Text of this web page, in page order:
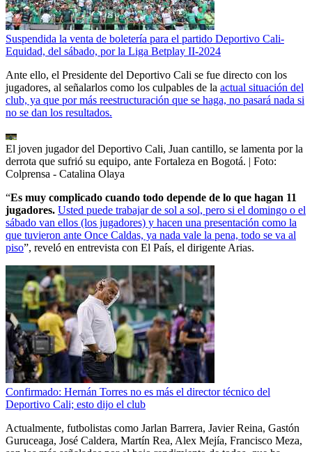
Suspendida la venta de boletería para el partido Deportivo Cali-
Equidad, del sábado, por la Liga Betplay II-2024
Ante ello, el Presidente del Deportivo Cali se fue directo con los
jugadores, al señalarlos como los culpables de la actual situación del
club, ya que por más reestructuración que se haga, no pasará nada si
no se dan los resultados.
El joven jugador del Deportivo Cali, Juan cantillo, se lamenta por la
derrota que sufrió su equipo, ante Fortaleza en Bogotá. | Foto:
Colprensa - Catalina Olaya
“Es muy complicado cuando todo depende de lo que hagan 11
jugadores. Usted puede trabajar de sol a sol, pero si el domingo o el
sábado van ellos (los jugadores) y hacen una presentación como la
que tuvieron ante Once Caldas, ya nada vale la pena, todo se va al
piso”, reveló en entrevista con El País, el dirigente Arias.
Confirmado: Hernán Torres no es más el director técnico del
Deportivo Cali; esto dijo el club
Actualmente, futbolistas como Jarlan Barrera, Javier Reina, Gastón
Guruceaga, José Caldera, Martín Rea, Alex Mejía, Francisco Meza,